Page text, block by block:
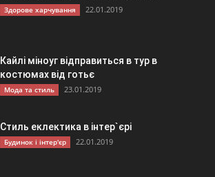
Здорове харчування 22.01.2019
Кайлі міноуг відправиться в тур в
костюмах від готьє
Мода та стиль 23.01.2019
Стиль еклектика в інтер`єрі
Будинок і інтер'єр 22.01.2019